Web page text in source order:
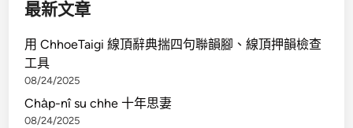
最新文章
用 ChhoeTaigi 線頂辭典揣四句聯韻腳、線頂押韻檢查
工具
08/24/2025
Cha̍p-nî su chhe 十年思妻
08/24/2025